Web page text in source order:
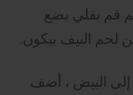
قم بقلي بضع
البيض ، أضف